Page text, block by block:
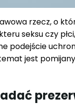
rzecz, o
seksu czy
podejście
jest